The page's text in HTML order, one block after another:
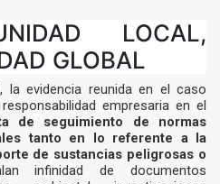
LOCAL,
GLOBAL
la evidencia reunida en el caso
empresaria en el
de seguimiento de normas
tanto en lo referente a la
de sustancias peligrosas o
infinidad de documentos